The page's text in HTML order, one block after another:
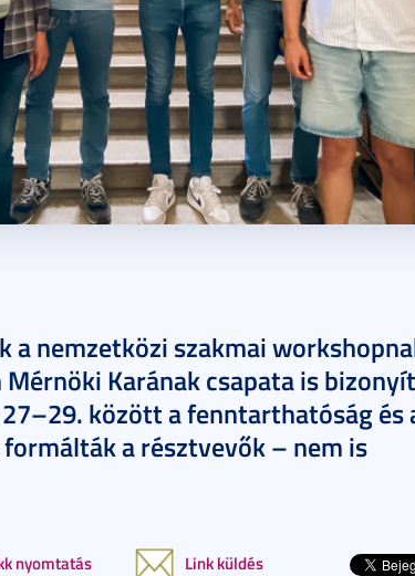
a nemzetközi szakmai
Karának csapata is
között a fenntarthatóság és
a résztvevők – nem is
nyomtatás Link küldés